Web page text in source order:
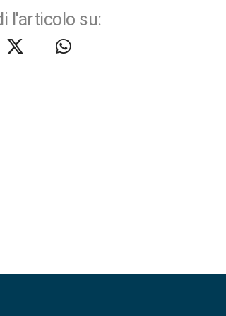
l'articolo su: